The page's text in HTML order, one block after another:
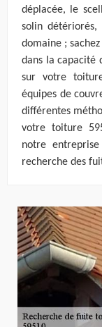
déplacée, le
solin
domaine ;
dans la capacité
sur votre
équipes de
différentes
votre toiture
notre
recherche des